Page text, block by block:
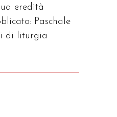
eredità
Paschale
di liturgia